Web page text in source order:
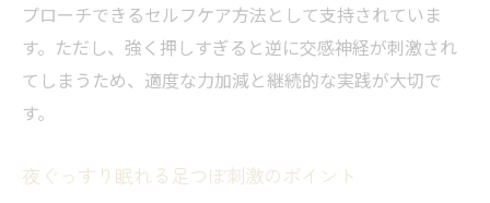
毎晩できる足つぼセルフマッサージ方法
寝る前に足つぼを行うタイミングとコツ
副交感神経に働く足つぼの効果解説
プローチできるセルフケア方法として支持されていま
す。ただし、強く押しすぎると逆に交感神経が刺激され
てしまうため、適度な力加減と継続的な実践が大切で
す。
夜ぐっすり眠れる足つぼ刺激のポイント